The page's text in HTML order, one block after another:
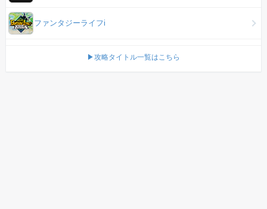
ファンタジーライフi
▶攻略タイトル一覧はこちら